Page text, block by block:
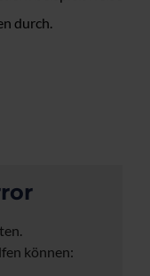
durch.
können: